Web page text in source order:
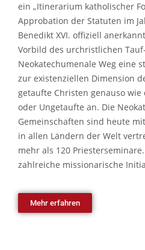
ein „Itinerarium katholischer
Approbation der Statuten im
Benedikt XVI. offiziell
Vorbild des urchristlichen
Neokatechumenale Weg eine
zur existenziellen Dimension
getaufte Christen genauso
oder Ungetaufte an. Die
Gemeinschaften sind heute
in allen Ländern der Welt
mehr als 120
zahlreiche missionarische
Mehr erfahren